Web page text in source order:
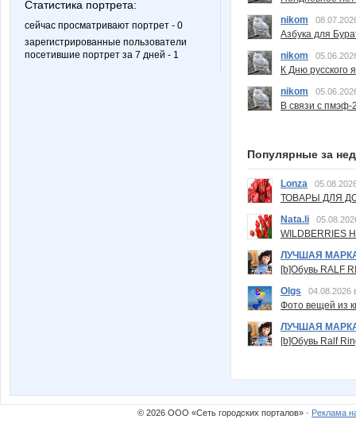
Статистика портрета:
сейчас просматривают портрет - 0
зарегистрированные пользователи
посетившие портрет за 7 дней - 1
nikom
Азбука для
nikom
К Дню русского
nikom
В связи с пмэф-
Популярные за
Lonza
ТОВАРЫ ДЛЯ
Nata.li
ЛУЧШАЯ
[b]Обувь RALF
Olgs
04.08.2026
Фото вещей из
ЛУЧШАЯ
[b]Обувь Ralf
© 2026 ООО «Сеть городских порталов» · Реклама